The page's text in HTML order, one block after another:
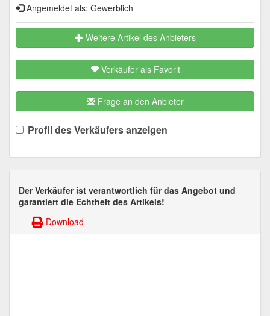
Angemeldet als: Gewerblich
Weitere Artikel des Anbieters
Verkäufer als Favorit
Frage an den Anbieter
Profil des Verkäufers anzeigen
Der Verkäufer ist verantwortlich für das Angebot und
garantiert die Echtheit des Artikels!
Download